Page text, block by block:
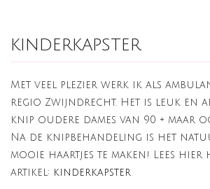
kinderkapster
Met veel plezier werk ik als
regio Zwijndrecht. Het is leuk en
knip oudere dames van 90 + maar
Na de knipbehandeling is het
mooie haartjes te maken! Lees hier
artikel: kinderkapster